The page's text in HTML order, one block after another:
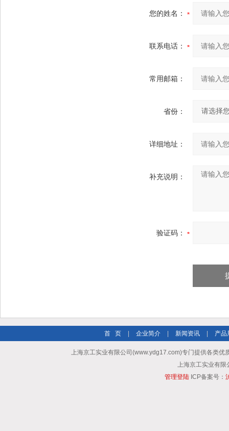
您的姓名：
联系电话：
常用邮箱：
省份：
详细地址：
补充说明：
验证码：
首 页 企业简介 新闻资讯 产品
上海京工实业有限公司(www.ydg17.com)专门提供各类优
上海京工实业有限
管理登陆ICP备案号：